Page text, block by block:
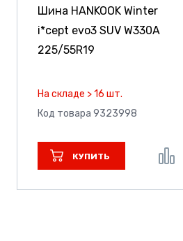
Шина HANKOOK Winter
i*cept evo3 SUV W330A
225/55R19
На складе > 16 шт.
Код товара 9323998
КУПИТЬ